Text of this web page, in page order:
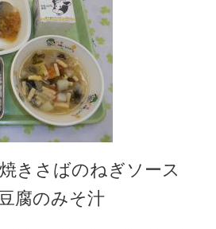
きさばのねぎソース
腐のみそ汁